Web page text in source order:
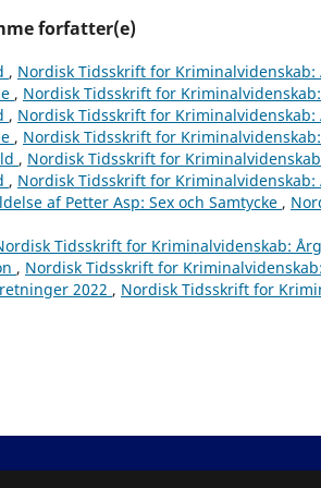
forfatter(e)
, Nordisk Tidsskrift for Kriminalvidenskab:
, Nordisk Tidsskrift for
, Nordisk Tidsskrift for Kriminalvidenskab:
, Nordisk Tidsskrift for
, Nordisk Tidsskrift for
, Nordisk Tidsskrift for Kriminalvidenskab:
af Petter Asp: Sex och Samtycke ,
Tidsskrift for Kriminalvidenskab:
, Nordisk Tidsskrift for
2022 , Nordisk Tidsskrift for